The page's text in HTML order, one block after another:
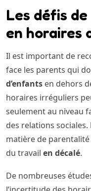
Les défis
en horaires
Il est important de
face les parents qui
d’enfants en dehors
horaires irréguliers
seulement au niveau
des relations
matière de
du travail en décalé.
De nombreuses